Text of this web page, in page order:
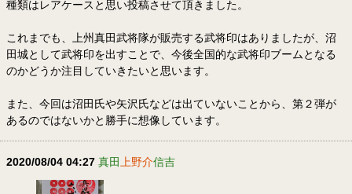
種類はレアケースと思い投稿させて頂きました。
これまでも、上州真田武将隊が販売する武将印はありましたが、沼
田城として武将印を出すことで、今後全国的な武将印ブームとなる
のかどうか注目していきたいと思います。
また、今回は沼田氏や矢沢氏などは出ていないことから、第２弾が
あるのではないかと勝手に想像しています。
2020/08/04 04:27 真田 上野介信吉